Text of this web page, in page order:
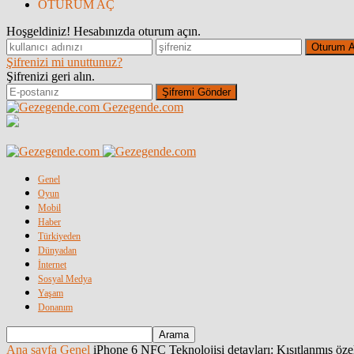
OTURUM AÇ
Hoşgeldiniz! Hesabınızda oturum açın.
Şifrenizi mi unuttunuz?
Şifrenizi geri alın.
Gezegende.com
Genel
Oyun
Mobil
Haber
Türkiyeden
Dünyadan
İnternet
Sosyal Medya
Yaşam
Donanım
Ana sayfa Genel iPhone 6 NFC Teknolojisi detayları: Kısıtlanmış